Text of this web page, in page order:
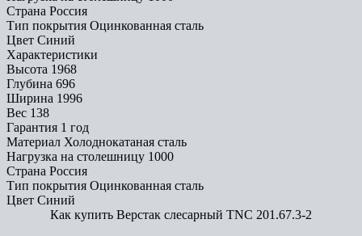
Страна Россия
Тип покрытия Оцинкованная сталь
Цвет Синий
Характеристики
Высота 1968
Глубина 696
Ширина 1996
Вес 138
Гарантия 1 год
Материал Холоднокатаная сталь
Нагрузка на столешницу 1000
Страна Россия
Тип покрытия Оцинкованная сталь
Цвет Синий
Как купить Верстак слесарный TNC 201.67.3-2